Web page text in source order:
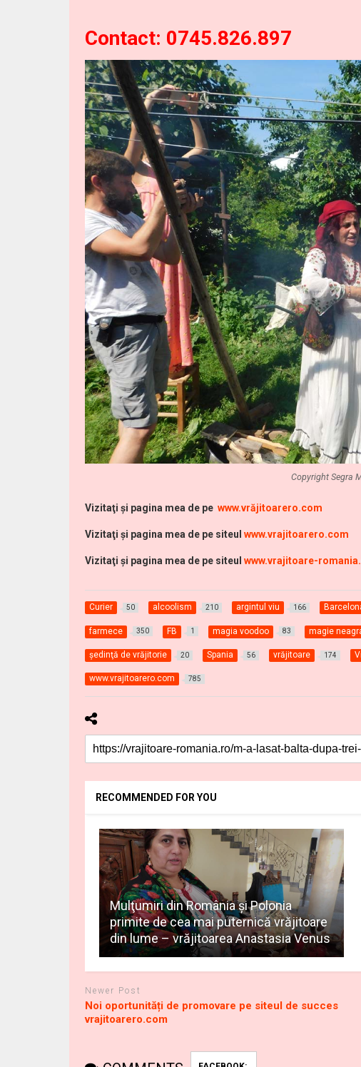
Contact: 0745.826.897
Copyright Segra
Vizitaţi şi pagina mea de pewww.vrăjitoarero.com
Vizitaţi şi pagina mea de pe siteulwww.vrajitoarero.com
Vizitaţi şi pagina mea de pe siteulwww.vrajitoare-
Curier 50 alcoolism 210 argintul viu 166
farmece 350 FB 1 magia voodoo 83 magie
şedinţă de vrăjitorie 20 Spania 56 vrăjitoare 174
www.vrajitoarero.com 785
RECOMMENDED FOR YOU
Mulţumiri din România și Polonia
primite de cea mai puternică vrăjitoare
din lume – vrăjitoarea Anastasia Venus
Newer Post
Noi oportunități de promovare pe siteul de succes
vrajitoarero.com